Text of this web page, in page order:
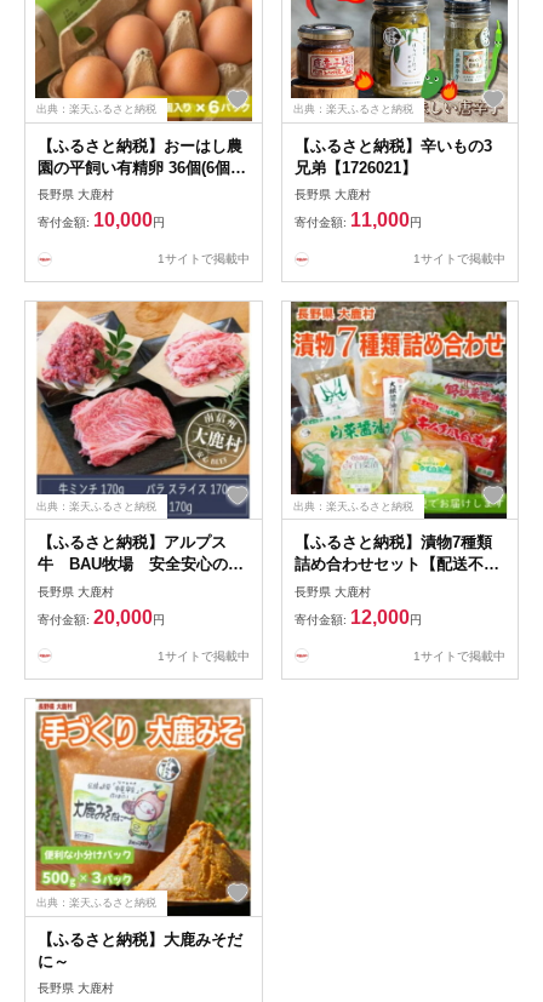
出典：楽天ふるさと納税
【ふるさと納税】おーはし農
園の平飼い有精卵 36個(6個×6
パック)【配送不可地域：離
島】【1723584】
長野県 大鹿村
寄付金額: 10,000円
1サイトで掲載中
出典：楽天ふるさと納税
【ふるさと納税】辛いもの3
兄弟【1726021】
長野県 大鹿村
寄付金額: 11,000円
1サイトで掲載中
出典：楽天ふるさと納税
【ふるさと納税】アルプス
牛 BAU牧場 安全安心の牛
肉セット(ローススライス・バ
ラスライス・ミンチ)【配送不
可地域：離島】【1724106】
長野県 大鹿村
寄付金額: 20,000円
1サイトで掲載中
出典：楽天ふるさと納税
【ふるさと納税】漬物7種類
詰め合わせセット【配送不可
地域：離島】【1724290】
長野県 大鹿村
寄付金額: 12,000円
1サイトで掲載中
出典：楽天ふるさと納税
【ふるさと納税】大鹿みそだ
に～
長野県 大鹿村